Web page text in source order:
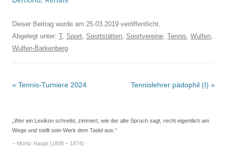
Dieser Beitrag wurde am 25.03.2019 veröffentlicht.
Abgelegt unter: T, Sport, Sportstätten, Sportvereine, Tennis, Wulfen,
Wulfen-Barkenberg
Beitrags-
« Tennis-Turniere 2024 Tennislehrer pädophil (I) »
„Wer ein Lexikon schreibt, zimmert, wie der alte Spruch sagt, recht eigentlich am
Wege und stellt sein Werk dem Tadel aus.“
– Moritz Haupt (1808 – 1874)